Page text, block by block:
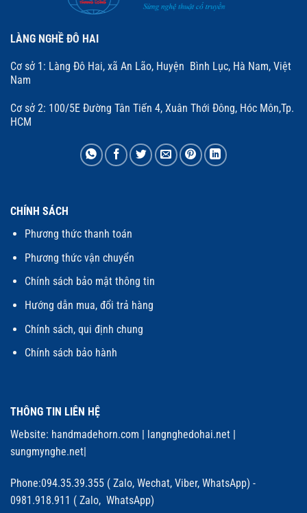
LÀNG NGHỀ ĐÔ HAI
Cơ sở 1: Làng Đô Hai, xã An Lão, Huyện Bình Lục, Hà Nam, Việt
Nam
Cơ sở 2: 100/5E Đường Tân Tiến 4, Xuân Thới Đông, Hóc Môn,Tp.
HCM
CHÍNH SÁCH
Phương thức thanh toán
Phương thức vận chuyển
Chính sách bảo mật thông tin
Hướng dẫn mua, đổi trả hàng
Chính sách, qui định chung
Chính sách bảo hành
THÔNG TIN LIÊN HỆ
Website: handmadehorn.com | langnghedohai.net |
sungmynghe.net|
Phone:094.35.39.355 ( Zalo, Wechat, Viber, WhatsApp) -
0981.918.911 ( Zalo, WhatsApp)